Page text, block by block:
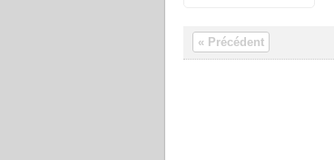
« Précédent